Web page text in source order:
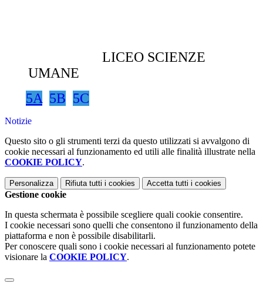
LICEO SCIENZE
UMANE
5A 5B 5C
Notizie
Questo sito o gli strumenti terzi da questo utilizzati si avvalgono di
cookie necessari al funzionamento ed utili alle finalità illustrate nella
COOKIE POLICY.
Personalizza Rifiuta tutti i cookies Accetta tutti i cookies
Gestione cookie
In questa schermata è possibile scegliere quali cookie consentire.
I cookie necessari sono quelli che consentono il funzionamento della
piattaforma e non è possibile disabilitarli.
Per conoscere quali sono i cookie necessari al funzionamento potete
visionare la COOKIE POLICY.